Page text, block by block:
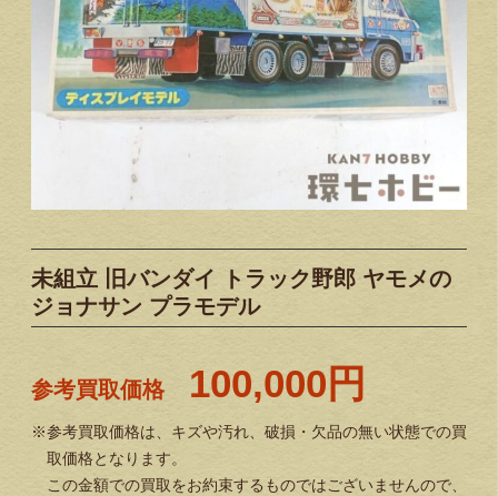
未組立 旧バンダイ トラック野郎 ヤモメの
ジョナサン プラモデル
参考買取価格 100,000円
※参考買取価格は、キズや汚れ、破損・欠品の無い状態での買
取価格となります。
この金額での買取をお約束するものではございませんので、